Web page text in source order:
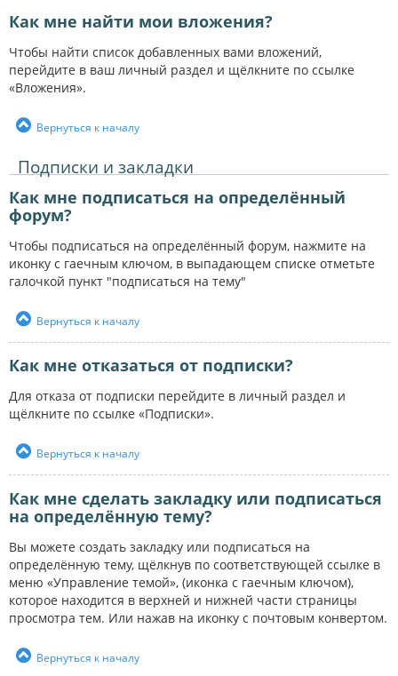
Как мне найти мои вложения?
Чтобы найти список добавленных вами вложений,
перейдите в ваш личный раздел и щёлкните по ссылке
«Вложения».
Вернуться к началу
Подписки и закладки
Как мне подписаться на определённый
форум?
Чтобы подписаться на определённый форум, нажмите на
иконку с гаечным ключом, в выпадающем списке отметьте
галочкой пункт "подписаться на тему"
Вернуться к началу
Как мне отказаться от подписки?
Для отказа от подписки перейдите в личный раздел и
щёлкните по ссылке «Подписки».
Вернуться к началу
Как мне сделать закладку или подписаться
на определённую тему?
Вы можете создать закладку или подписаться на
определённую тему, щёлкнув по соответствующей ссылке в
меню «Управление темой», (иконка с гаечным ключом),
которое находится в верхней и нижней части страницы
просмотра тем. Или нажав на иконку с почтовым конвертом.
Вернуться к началу